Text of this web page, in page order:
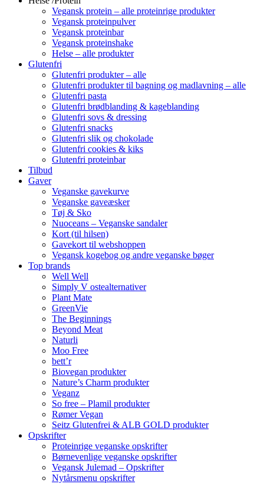
Vegansk protein – alle proteinrige produkter
Vegansk proteinpulver
Vegansk proteinbar
Vegansk proteinshake
Helse – alle produkter
Glutenfri
Glutenfri produkter – alle
Glutenfri produkter til bagning og madlavning – alle
Glutenfri pasta
Glutenfri brødblanding & kageblanding
Glutenfri sovs & dressing
Glutenfri snacks
Glutenfri slik og chokolade
Glutenfri cookies & kiks
Glutenfri proteinbar
Tilbud
Gaver
Veganske gavekurve
Veganske gaveæsker
Tøj & Sko
Nuoceans – Veganske sandaler
Kort (til hilsen)
Gavekort til webshoppen
Vegansk kogebog og andre veganske bøger
Top brands
Well Well
Simply V ostealternativer
Plant Mate
GreenVie
The Beginnings
Beyond Meat
Naturli
Moo Free
bett’r
Biovegan produkter
Nature’s Charm produkter
Veganz
So free – Plamil produkter
Rømer Vegan
Seitz Glutenfrei & ALB GOLD produkter
Opskrifter
Proteinrige veganske opskrifter
Børnevenlige veganske opskrifter
Vegansk Julemad – Opskrifter
Nytårsmenu opskrifter